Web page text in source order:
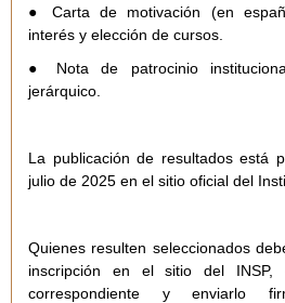
● Carta de motivación (en
interés y elección de cursos.
● Nota de patrocinio
jerárquico.
La publicación de resultados está
julio de 2025 en el sitio oficial del
Quienes resulten seleccionados
inscripción en el sitio del INSP,
correspondiente y enviarlo